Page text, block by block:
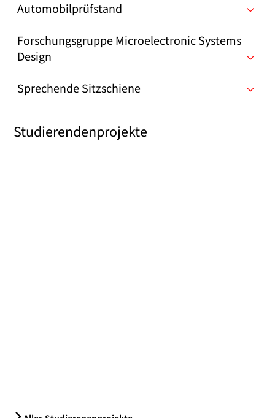
Automobilprüfstand
Forschungsgruppe Microelectronic Systems
Design
Sprechende Sitzschiene
Studierendenprojekte